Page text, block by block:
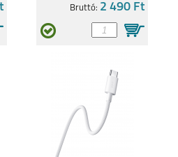
Bruttó: 2 490 Ft